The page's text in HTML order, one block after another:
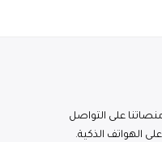
على التواصل
الهواتف الذكية.